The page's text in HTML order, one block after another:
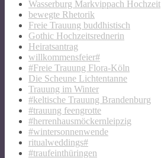
Wasserburg Markvippach Hochzeit
bewegte Rhetorik
Freie Trauung buddhistisch
Gothic Hochzeitsrednerin
Heiratsantrag
willkommensfeier#
#Freie Trauung Flora-Köln
Die Scheune Lichtentanne
Trauung im Winter
#keltische Trauung Brandenburg
#trauung feengrotte
#herrenhausmöckernleipzig
#wintersonnenwende
ritualweddings#
#traufeinthüringen